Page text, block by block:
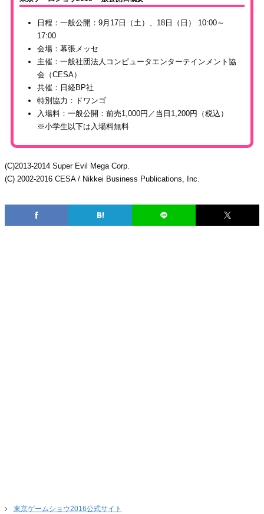
日程：一般公開：9月17日（土）、18日（日） 10:00～
17:00
会場：幕張メッセ
主催：一般社団法人コンピュータエンターテインメント協
会（CESA）
共催：日経BP社
特別協力：ドワンゴ
入場料：一般公開：前売1,000円／当日1,200円（税込）
※小学生以下は入場料無料
(C)2013-2014 Super Evil Mega Corp.
(C) 2002-2016 CESA / Nikkei Business Publications, Inc.
東京ゲームショウ2016公式サイト